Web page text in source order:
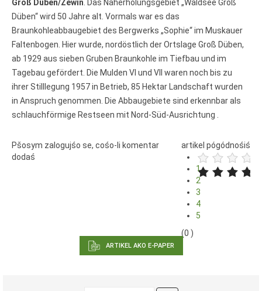
ARTIKEL AKO E-PAPER
Groß Düben/Źěwin . Das Naherholungsgebiet „Waldsee Groß
Düben“ wird 50 Jahre alt. Vormals war es das
Braunkohleabbaugebiet des Bergwerks „Sophie“ im Muskauer
Faltenbogen. Hier wurde, nordöstlich der Ortslage Groß Düben,
ab 1929 aus sieben Gruben Braunkohle im Tiefbau und im
Tagebau gefördert. Die Mulden VI und VII waren noch bis zu
ihrer Stilllegung 1957 in Betrieb, 85 Hektar Landschaft wurden
in Anspruch genommen. Die Abbaugebiete sind erkennbar als
schlauchförmige Restseen mit Nord-Süd-Ausrichtung .
artikel pógódnośiś
1
2
3
4
5
(0 )
Pšosym zalogujśo se, cośo-li komentar
dodaś
online a za e-paper
cełe wudaśe k lazowanju
online
archiw slědnych wudaśow
artikele komentěrowaś
wót 14,40 € na lěto (za
abonentow śišćanego
wudaśa jano 9 €)
Nowy Casnik online